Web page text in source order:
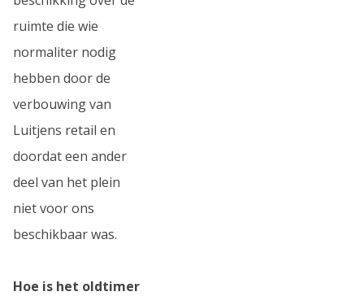
ruimte die wie
normaliter nodig
hebben door de
verbouwing van
Luitjens retail en
doordat een ander
deel van het plein
niet voor ons
beschikbaar was.
Hoe is het oldtimer